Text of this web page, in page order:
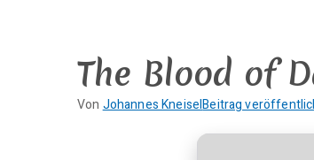
The Blood of
Von Johannes KneiselBeitrag